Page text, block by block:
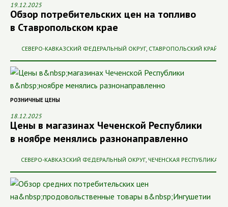
19.12.2025
Обзор потребительских цен на топливо
в Ставропольском крае
СЕВЕРО-КАВКАЗСКИЙ ФЕДЕРАЛЬНЫЙ ОКРУГ, СТАВРОПОЛЬСКИЙ КРАЙ
РОЗНИЧНЫЕ ЦЕНЫ
18.12.2025
Цены в магазинах Чеченской Республики
в ноябре менялись разнонаправленно
СЕВЕРО-КАВКАЗСКИЙ ФЕДЕРАЛЬНЫЙ ОКРУГ, ЧЕЧЕНСКАЯ РЕСПУБЛИКА